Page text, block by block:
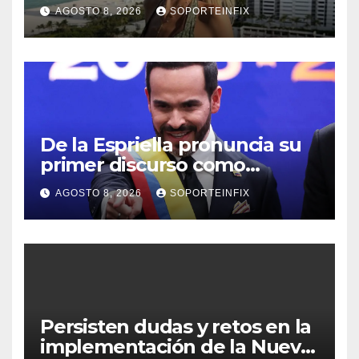
el cáncer
AGOSTO 8, 2026 SOPORTEINFIX
De la Espriella pronuncia su
primer discurso como
presidente de Colombia con
diez claves de gobierno
AGOSTO 8, 2026 SOPORTEINFIX
Persisten dudas y retos en la
implementación de la Nueva